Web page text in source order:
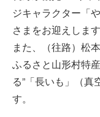
ジキャラクター「
さまをお迎えします
また、（往路）松
ふるさと山形村特
る”「長いも」（真
す。